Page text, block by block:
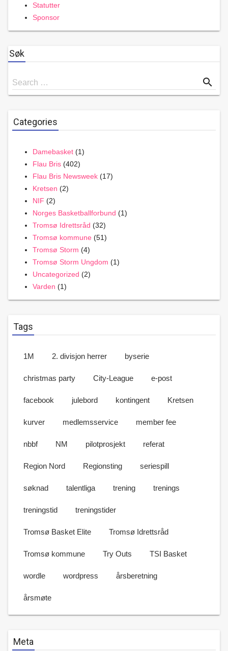
Statutter
Sponsor
Søk
Search
for
Search … search
Categories
Damebasket (1)
Flau Bris (402)
Flau Bris Newsweek (17)
Kretsen (2)
NIF (2)
Norges Basketballforbund (1)
Tromsø Idrettsråd (32)
Tromsø kommune (51)
Tromsø Storm (4)
Tromsø Storm Ungdom (1)
Uncategorized (2)
Varden (1)
Tags
1M 2. divisjon herrer byserie
christmas party City-League e-post
facebook julebord kontingent Kretsen
kurver medlemsservice member fee
nbbf NM pilotprosjekt referat
Region Nord Regionsting seriespill
søknad talentliga trening trenings
treningstid treningstider
Tromsø Basket Elite Tromsø Idrettsråd
Tromsø kommune Try Outs TSI Basket
wordle wordpress årsberetning
årsmøte
Meta